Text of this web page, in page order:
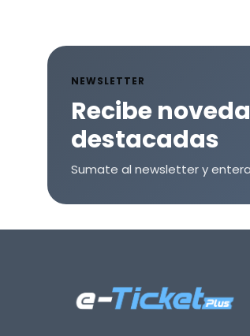
NEWSLETTER
Recibe
destacadas
Sumate al newsletter y